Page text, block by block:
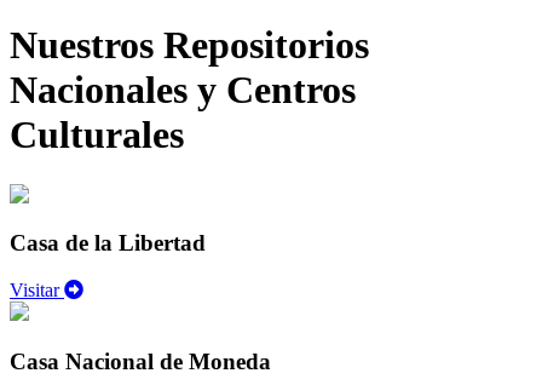
Nuestros Repositorios
Nacionales y Centros
Culturales
Casa de la Libertad
Visitar
Casa Nacional de Moneda